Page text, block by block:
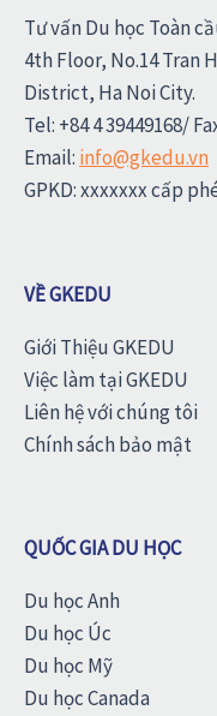
Tư vấn Du học Toàn
4th Floor, No.14 Tran
District, Ha Noi City.
Tel: +84 4 39449168/
Email: info@gkedu.vn
GPKD: xxxxxxx cấp
VỀ GKEDU
Giới Thiệu GKEDU
Việc làm tại GKEDU
Liên hệ với chúng tôi
Chính sách bảo mật
QUỐC GIA DU HỌC
Du học Anh
Du học Úc
Du học Mỹ
Du học Canada